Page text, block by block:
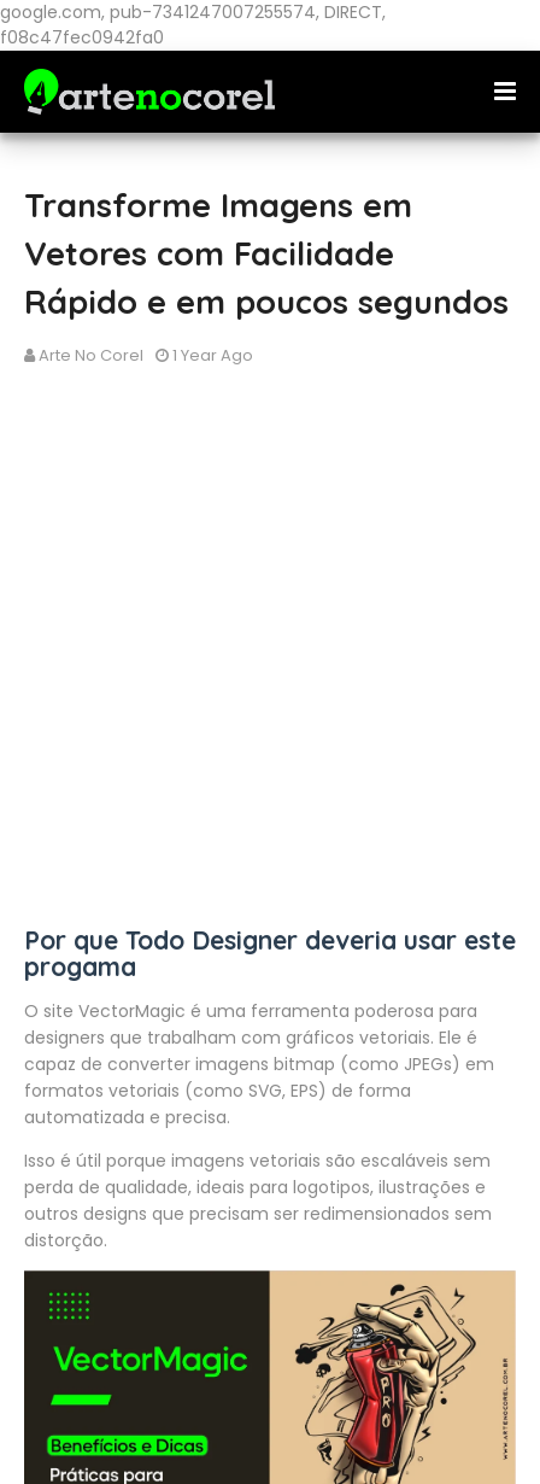
google.com, pub-7341247007255574, DIRECT,
f08c47fec0942fa0
Transforme Imagens em
Vetores com Facilidade
Rápido e em poucos segundos
Arte No Corel 1 Year Ago
Por que Todo Designer deveria usar este
progama
O site VectorMagic é uma ferramenta poderosa para
designers que trabalham com gráficos vetoriais. Ele é
capaz de converter imagens bitmap (como JPEGs) em
formatos vetoriais (como SVG, EPS) de forma
automatizada e precisa.
Isso é útil porque imagens vetoriais são escaláveis sem
perda de qualidade, ideais para logotipos, ilustrações e
outros designs que precisam ser redimensionados sem
distorção.